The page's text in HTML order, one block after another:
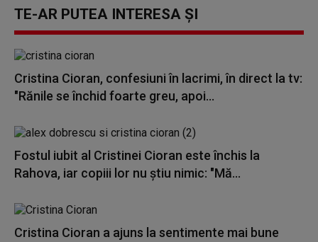
TE-AR PUTEA INTERESA ȘI
Cristina Cioran, confesiuni în lacrimi, în direct la tv:
"Rănile se închid foarte greu, apoi...
Fostul iubit al Cristinei Cioran este închis la
Rahova, iar copiii lor nu știu nimic: "Mă...
Cristina Cioran a ajuns la sentimente mai bune